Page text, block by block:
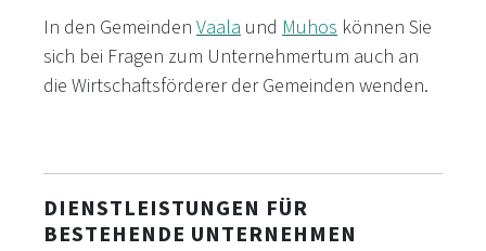
In den Gemeinden Vaala und Muhos können Sie
sich bei Fragen zum Unternehmertum auch an
die Wirtschaftsförderer der Gemeinden wenden.
DIENSTLEISTUNGEN FÜR
BESTEHENDE UNTERNEHMEN